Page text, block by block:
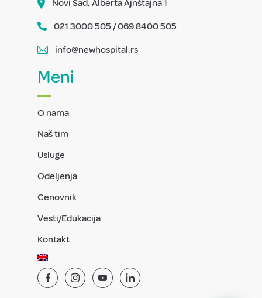
Novi Sad, Alberta Ajnštajna 1
021 3000 505 / 069 8400 505
info@newhospital.rs
Meni
O nama
Naš tim
Usluge
Odeljenja
Cenovnik
Vesti/Edukacija
Kontakt